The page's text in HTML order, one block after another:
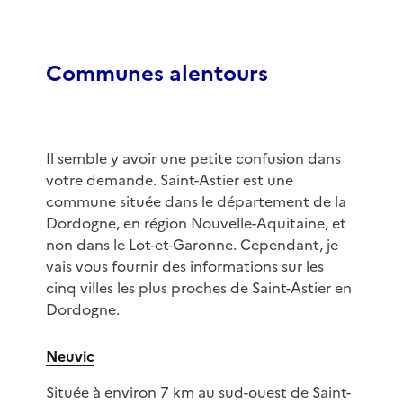
Communes alentours
Il semble y avoir une petite confusion dans
votre demande. Saint-Astier est une
commune située dans le département de la
Dordogne, en région Nouvelle-Aquitaine, et
non dans le Lot-et-Garonne. Cependant, je
vais vous fournir des informations sur les
cinq villes les plus proches de Saint-Astier en
Dordogne.
Neuvic
Située à environ 7 km au sud-ouest de Saint-